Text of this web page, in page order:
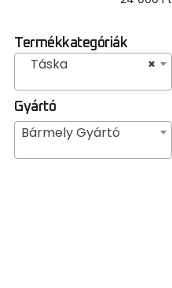
Termékkategóriák
×
Táska
Gyártó
Bármely Gyártó